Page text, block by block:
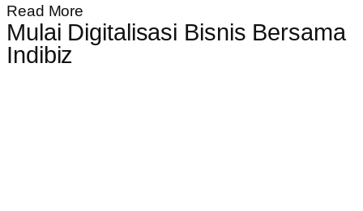
Read More
Mulai Digitalisasi Bisnis Bersama
Indibiz